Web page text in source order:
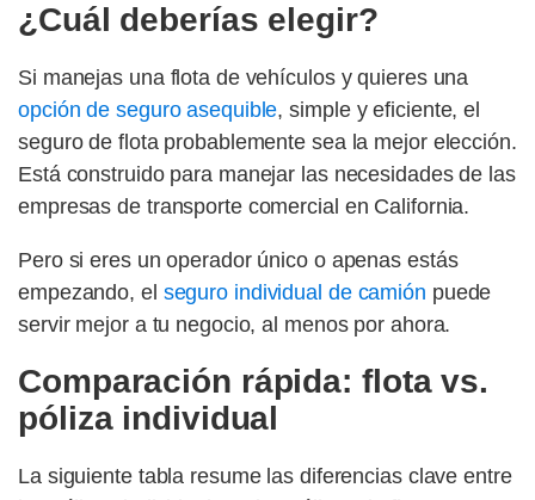
¿Cuál deberías elegir?
Si manejas una flota de vehículos y quieres una
opción de seguro asequible, simple y eficiente, el
seguro de flota probablemente sea la mejor elección.
Está construido para manejar las necesidades de las
empresas de transporte comercial en California.
Pero si eres un operador único o apenas estás
empezando, el seguro individual de camión puede
servir mejor a tu negocio, al menos por ahora.
Comparación rápida: flota vs.
póliza individual
La siguiente tabla resume las diferencias clave entre